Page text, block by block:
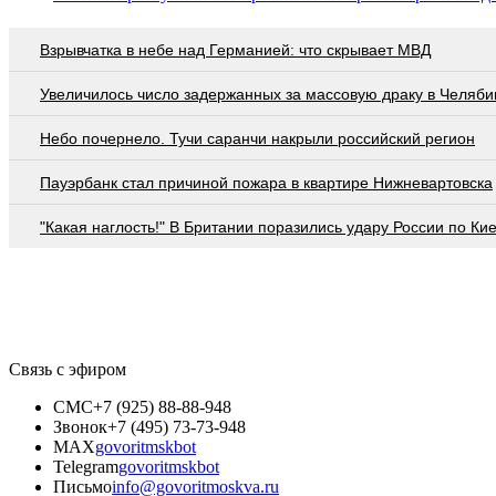
Взрывчатка в небе над Германией: что скрывает МВД
Увеличилось число задержанных за массовую драку в
Небо почернело. Тучи саранчи накрыли российский регион
Пауэрбанк стал причиной пожара в квартире Нижневартовска
"Какая наглость!" В Британии поразились удару России по
Связь с эфиром
СМС+7 (925) 88-88-948
Звонок+7 (495) 73-73-948
MAXgovoritmskbot
Telegramgovoritmskbot
Письмоinfo@govoritmoskva.ru